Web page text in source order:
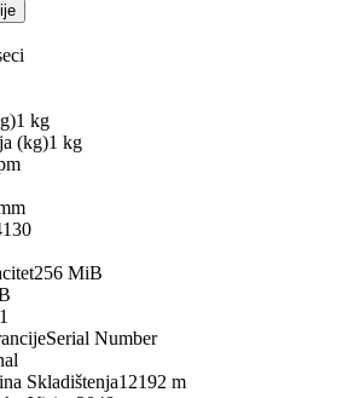
1 kg
(kg)1 kg
256 MiB
1
Serial Number
Skladištenja12192 m